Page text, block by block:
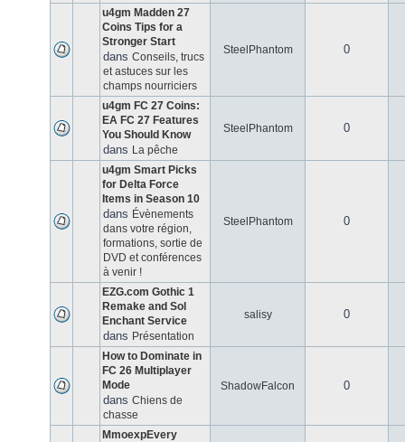
u4gm Madden 27
Coins Tips for a
Stronger Start
dans Conseils, trucs
et astuces sur les
champs nourriciers
SteelPhantom 0
u4gm FC 27 Coins:
EA FC 27 Features
You Should Know
dans La pêche
SteelPhantom 0
u4gm Smart Picks
for Delta Force
Items in Season 10
dans Évènements
dans votre région,
formations, sortie de
DVD et conférences
à venir !
SteelPhantom 0
EZG.com Gothic 1
Remake and Sol
Enchant Service
dans Présentation
salisy 0
How to Dominate in
FC 26 Multiplayer
Mode
dans Chiens de
chasse
ShadowFalcon 0
MmoexpEvery